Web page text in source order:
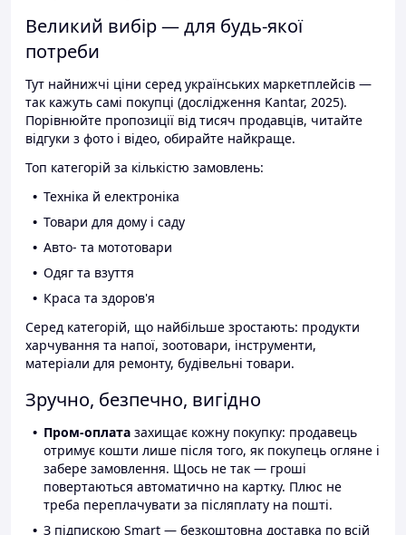
Великий вибір — для будь-якої
потреби
Тут найнижчі ціни серед українських маркетплейсів —
так кажуть самі покупці (дослідження Kantar, 2025).
Порівнюйте пропозиції від тисяч продавців, читайте
відгуки з фото і відео, обирайте найкраще.
Топ категорій за кількістю замовлень:
Техніка й електроніка
Товари для дому і саду
Авто- та мототовари
Одяг та взуття
Краса та здоров'я
Серед категорій, що найбільше зростають: продукти
харчування та напої, зоотовари, інструменти,
матеріали для ремонту, будівельні товари.
Зручно, безпечно, вигідно
Пром-оплата захищає кожну покупку: продавець
отримує кошти лише після того, як покупець огляне і
забере замовлення. Щось не так — гроші
повертаються автоматично на картку. Плюс не
треба переплачувати за післяплату на пошті.
З підпискою Smart — безкоштовна доставка по всій